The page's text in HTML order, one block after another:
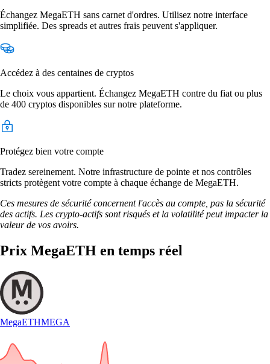
Échangez MegaETH sans carnet d'ordres. Utilisez notre interface
simplifiée. Des spreads et autres frais peuvent s'appliquer.
Accédez à des centaines de cryptos
Le choix vous appartient. Échangez MegaETH contre du fiat ou plus
de 400 cryptos disponibles sur notre plateforme.
Protégez bien votre compte
Tradez sereinement. Notre infrastructure de pointe et nos contrôles
stricts protègent votre compte à chaque échange de MegaETH.
Ces mesures de sécurité concernent l'accès au compte, pas la sécurité
des actifs. Les crypto-actifs sont risqués et la volatilité peut impacter la
valeur de vos avoirs.
Prix MegaETH en temps réel
MegaETHMEGA